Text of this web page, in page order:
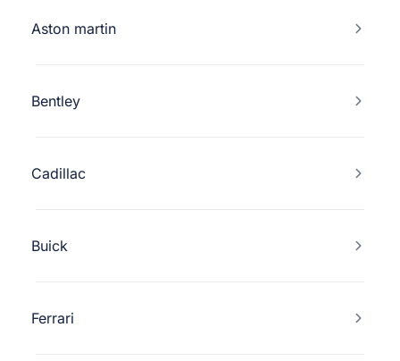
Aston martin
Bentley
Cadillac
Buick
Ferrari